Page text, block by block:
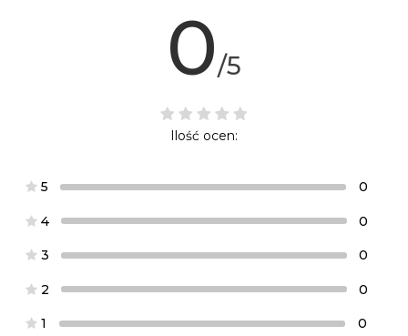
0/5
Ilość ocen:
5 0
4 0
3 0
2 0
1 0